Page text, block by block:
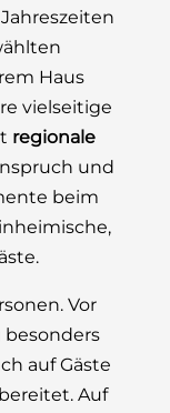
Haus
vielseitige
regionale
und
beim
Vor
besonders
auf Gäste
Auf